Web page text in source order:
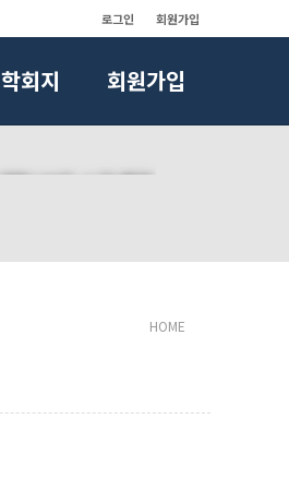
회원가입
로그인
학회지 회원가입
공지사항
HOME